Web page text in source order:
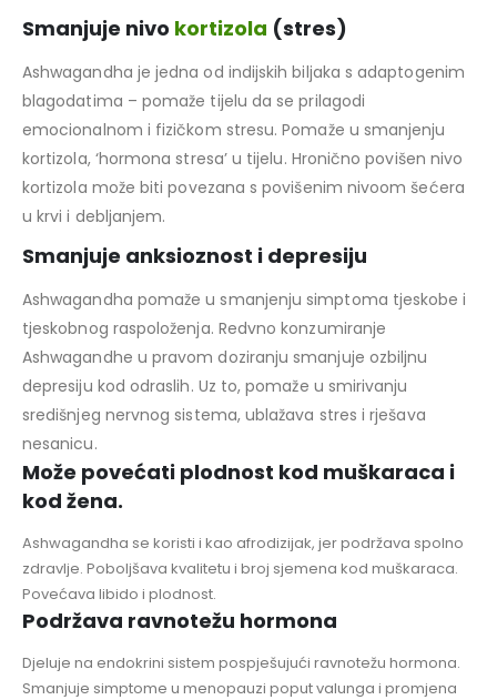
Smanjuje nivo kortizola (stres)
Ashwagandha je jedna od indijskih biljaka s adaptogenim
blagodatima – pomaže tijelu da se prilagodi
emocionalnom i fizičkom stresu. Pomaže u smanjenju
kortizola, ‘hormona stresa’ u tijelu. Hronično povišen nivo
kortizola može biti povezana s povišenim nivoom šećera
u krvi i debljanjem.
Smanjuje anksioznost i depresiju
Ashwagandha pomaže u smanjenju simptoma tjeskobe i
tjeskobnog raspoloženja. Redvno konzumiranje
Ashwagandhe u pravom doziranju smanjuje ozbiljnu
depresiju kod odraslih. Uz to, pomaže u smirivanju
središnjeg nervnog sistema, ublažava stres i rješava
nesanicu.
Može povećati plodnost kod muškaraca i
kod žena.
Ashwagandha se koristi i kao afrodizijak, jer podržava spolno
zdravlje. Poboljšava kvalitetu i broj sjemena kod muškaraca.
Povećava libido i plodnost.
Podržava ravnotežu hormona
Djeluje na endokrini sistem pospješujući ravnotežu hormona.
Smanjuje simptome u menopauzi poput valunga i promjena